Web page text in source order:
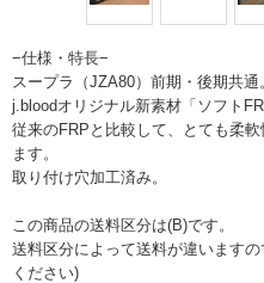
−仕様・特長−
スープラ（JZA80）前期・後期共通
j.bloodオリジナル新素材「ソフト
従来のFRPと比較して、とても柔
ます。
取り付け穴加工済み。
この商品の送料区分は(B)です。
送料区分によって送料が違います
ください)